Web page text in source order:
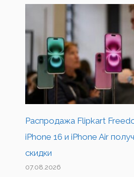
Распродажа Flipkart
iPhone 16 и iPhone Air
скидки
07.08.2026